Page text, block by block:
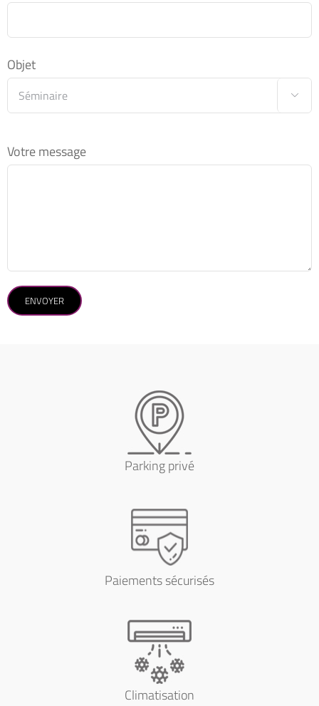
Objet

Votre message
Parking privé
Paiements sécurisés
Climatisation